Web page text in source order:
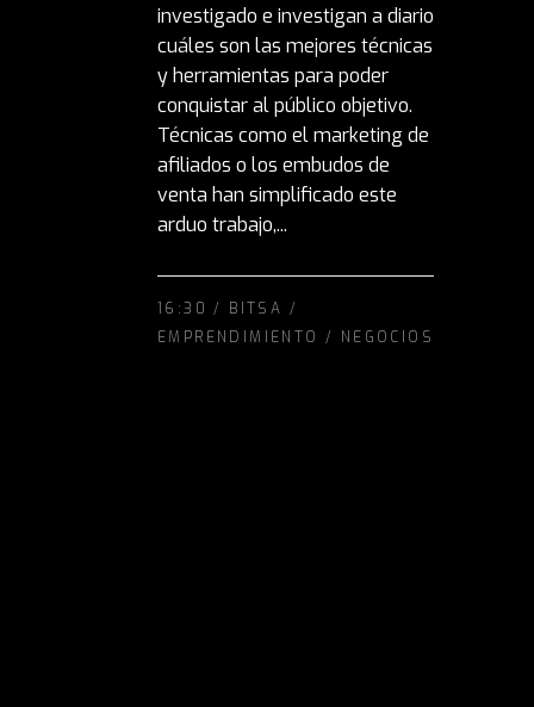
investigado e investigan a diario
cuáles son las mejores técnicas
y herramientas para poder
conquistar al público objetivo.
Técnicas como el marketing de
afiliados o los embudos de
venta han simplificado este
arduo trabajo,...
16:30 / BITSA /
EMPRENDIMIENTO / NEGOCIOS